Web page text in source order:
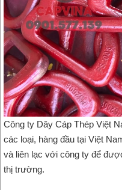
Công ty Dây Cáp Thép Việt
các loại, hàng đầu tại Việt
và liên lạc với công ty để
thị trường.